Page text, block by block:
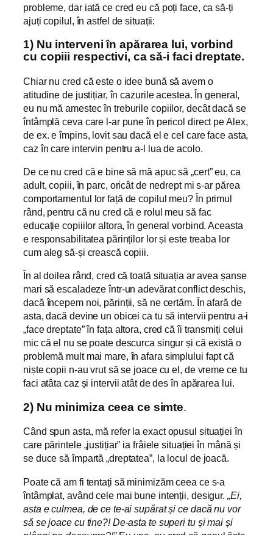
probleme, dar iată ce cred eu că poți face, ca să-ți
ajuți copilul, în astfel de situații:
1) Nu interveni în apărarea lui, vorbind
cu copiii respectivi, ca să-i faci dreptate.
Chiar nu cred că este o idee bună să avem o
atitudine de justițiar, în cazurile acestea. În general,
eu nu mă amestec în treburile copiilor, decât dacă se
întâmplă ceva care l-ar pune în pericol direct pe Alex,
de ex. e împins, lovit sau dacă el e cel care face asta,
caz în care intervin pentru a-l lua de acolo.
De ce nu cred că e bine să mă apuc să „cert” eu, ca
adult, copiii, în parc, oricât de nedrept mi s-ar părea
comportamentul lor față de copilul meu? În primul
rând, pentru că nu cred că e rolul meu să fac
educație copiiilor altora, în general vorbind. Aceasta
e responsabilitatea părinților lor și este treaba lor
cum aleg să-și crească copiii.
În al doilea rând, cred că toată situația ar avea șanse
mari să escaladeze într-un adevărat conflict deschis,
dacă începem noi, părinții, să ne certăm. În afară de
asta, dacă devine un obicei ca tu să intervii pentru a-i
„face dreptate” în fața altora, cred că îi transmiți celui
mic că el nu se poate descurca singur și că există o
problemă mult mai mare, în afara simplului fapt că
niște copii n-au vrut să se joace cu el, de vreme ce tu
faci atâta caz și intervii atât de des în apărarea lui.
2) Nu minimiza ceea ce simte.
Când spun asta, mă refer la exact opusul situației în
care părintele „justițiar” ia frâiele situației în mână și
se duce să împartă „dreptatea”, la locul de joacă.
Poate că am fi tentați să minimizăm ceea ce s-a
întâmplat, având cele mai bune intenții, desigur. „Ei,
asta e culmea, de ce te-ai supărat și ce dacă nu vor
să se joace cu tine?! De-asta te superi tu și mai și